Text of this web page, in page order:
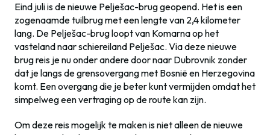
Eind juli is de nieuwe Pelješac-brug geopend. Het is een
zogenaamde tuilbrug met een lengte van 2,4 kilometer
lang. De Pelješac-brugloopt van Komarna op het
vasteland naar schiereiland Pelješac. Via deze nieuwe
brug reis je nu onder andere door naar Dubrovnik zonder
dat je langs de grensovergang met Bosnië en Herzegovina
komt. Een overgang die je beter kunt vermijden omdat het
simpelweg een vertraging op de route kan zijn.
Om deze reis mogelijk te maken is niet alleen de nieuwe